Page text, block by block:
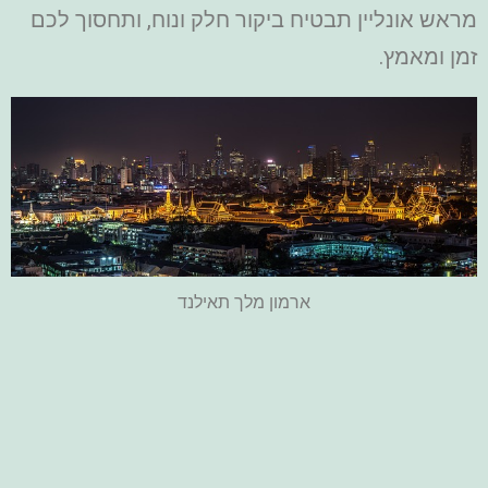
מראש אונליין תבטיח ביקור חלק ונוח, ותחסוך לכם
זמן ומאמץ.
ארמון מלך תאילנד